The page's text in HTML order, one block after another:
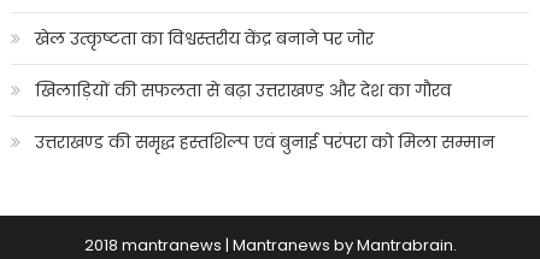
खेल उत्कृष्टता का विश्वस्तरीय केंद्र बनाने पर जोर
खिलाड़ियों की सफलता से बढ़ा उत्तराखण्ड और देश का गौरव
उत्तराखण्ड की समृद्ध हस्तशिल्प एवं बुनाई परंपरा को मिला सम्मान
2018 mantranews | Mantranews byMantrabrain.